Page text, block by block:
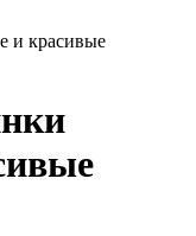
и красивые